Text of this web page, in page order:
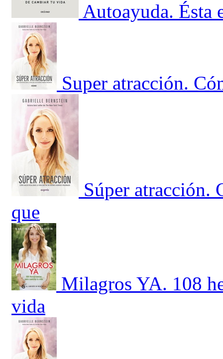
Autoayuda. Ésta
Super atracción.
Súper atracción.
que
Milagros YA. 108
vida